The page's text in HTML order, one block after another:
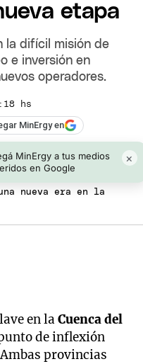
etapa
la difícil misión de
e inversión en
operadores.
hs
MinErgy en
MinErgy a tus medios
en Google
×
nueva era en la
en laCuenca del
de inflexión
provincias